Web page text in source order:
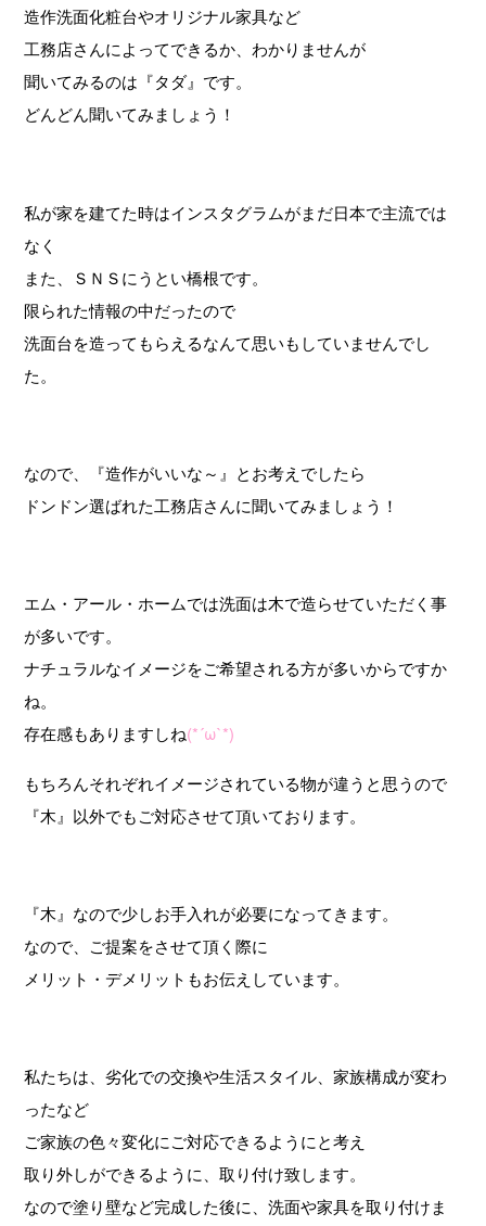
造作洗面化粧台やオリジナル家具など
工務店さんによってできるか、わかりませんが
聞いてみるのは『タダ』です。
どんどん聞いてみましょう！
私が家を建てた時はインスタグラムがまだ日本で主流では
なく
また、ＳＮＳにうとい橋根です。
限られた情報の中だったので
洗面台を造ってもらえるなんて思いもしていませんでし
た。
なので、『造作がいいな～』とお考えでしたら
ドンドン選ばれた工務店さんに聞いてみましょう！
エム・アール・ホームでは洗面は木で造らせていただく事
が多いです。
ナチュラルなイメージをご希望される方が多いからですか
ね。
存在感もありますしね(*´ω`*)
もちろんそれぞれイメージされている物が違うと思うので
『木』以外でもご対応させて頂いております。
『木』なので少しお手入れが必要になってきます。
なので、ご提案をさせて頂く際に
メリット・デメリットもお伝えしています。
私たちは、劣化での交換や生活スタイル、家族構成が変わ
ったなど
ご家族の色々変化にご対応できるようにと考え
取り外しができるように、取り付け致します。
なので塗り壁など完成した後に、洗面や家具を取り付けま